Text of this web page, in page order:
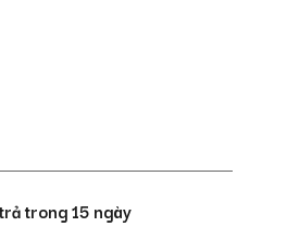
trong 15 ngày